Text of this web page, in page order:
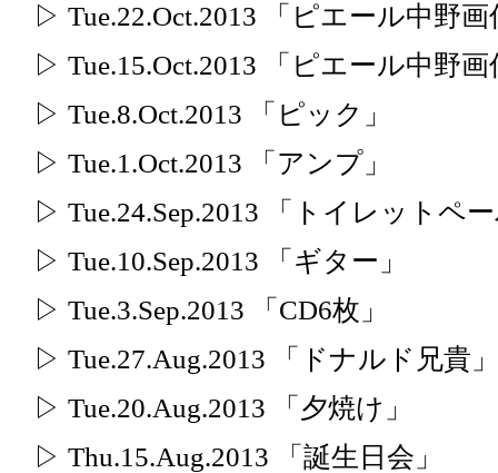
▷ Tue.22.Oct.2013 「ピエール中野
▷ Tue.15.Oct.2013 「ピエール中野
▷ Tue.8.Oct.2013 「ピック」
▷ Tue.1.Oct.2013 「アンプ」
▷ Tue.24.Sep.2013 「トイレットペ
▷ Tue.10.Sep.2013 「ギター」
▷ Tue.3.Sep.2013 「CD6枚」
▷ Tue.27.Aug.2013 「ドナルド兄貴」
▷ Tue.20.Aug.2013 「夕焼け」
▷ Thu.15.Aug.2013 「誕生日会」